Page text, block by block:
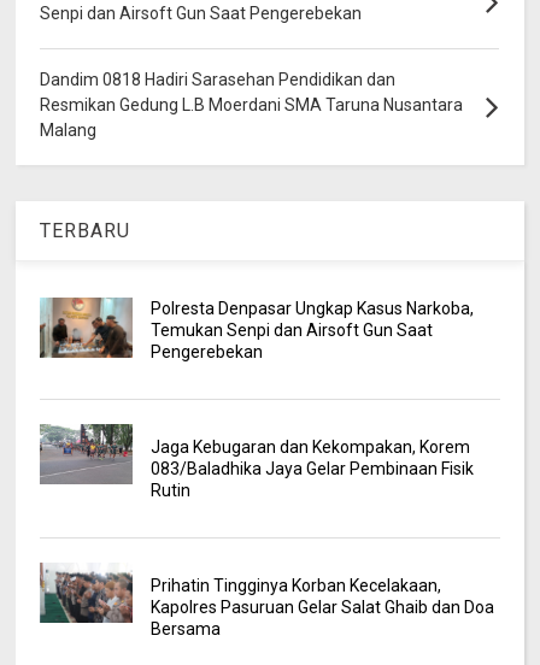
Senpi dan Airsoft Gun Saat Pengerebekan
Dandim 0818 Hadiri Sarasehan Pendidikan dan
Resmikan Gedung L.B Moerdani SMA Taruna Nusantara
Malang
TERBARU
Polresta Denpasar Ungkap Kasus Narkoba,
Temukan Senpi dan Airsoft Gun Saat
Pengerebekan
Jaga Kebugaran dan Kekompakan, Korem
083/Baladhika Jaya Gelar Pembinaan Fisik
Rutin
Prihatin Tingginya Korban Kecelakaan,
Kapolres Pasuruan Gelar Salat Ghaib dan Doa
Bersama